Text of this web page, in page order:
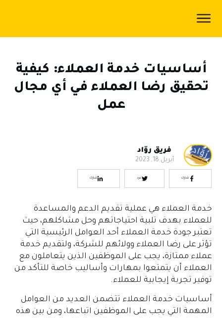
الرئيسية
اكاديمية
من
نحن
أساسيات خدمة العملاء: كيفية
تحقيق رضا العملاء في أي مجال
عمل
فريق روّاد
أبريل 18, 2023
شارك غرد شارك
خدمة العملاء هي عملية تقديم الدعم والمساعدة
للعملاء بهدف تلبية احتياجاتهم وحل مشاكلهم، حيث
تعتبر جودة خدمة العملاء أحد العوامل الرئيسية التي
تؤثر على رضا العملاء وولائهم للشركة، ولتقديم خدمة
عملاء ممتازة، يجب على الموظفين الذين يتعاملون مع
العملاء أن يتمتعوا بمهارات وأساليب خاصة للتأكد من
توفير تجربة إيجابية للعملاء.
أساسيات خدمة العملاء تتضمن العديد من العوامل
المهمة التي يجب على الموظفين اتباعها، ومن بين هذه